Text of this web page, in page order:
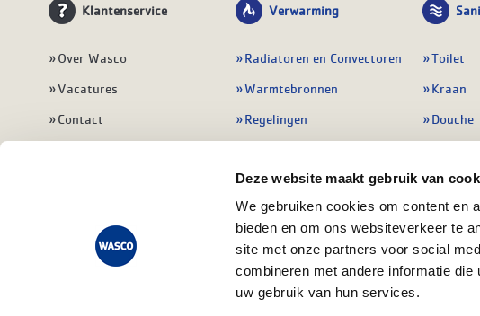
Deze website maakt gebruik van
We gebruiken cookies om content en
bieden en om ons websiteverkeer te
site met onze partners voor social
combineren met andere informatie
uw gebruik van hun services.
Klantenservice
Over Wasco
Vacatures
Contact
Veelgestelde vragen
Verwarming
Radiatoren en Convectoren
Warmtebronnen
Regelingen
Leidingwerk
Warmwatertoestellen
Alle verwarming
Toilet
Kraan
Douche
Alle